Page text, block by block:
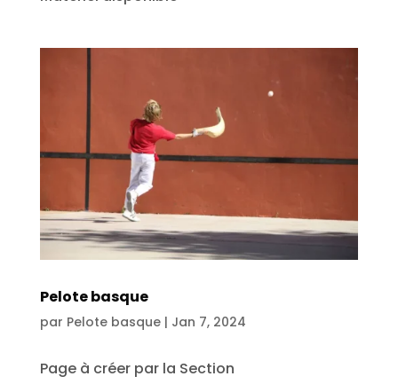
Pelote basque
par Pelote basque| Jan 7, 2024
Page à créer par la Section